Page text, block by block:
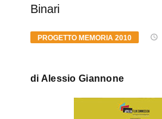
Binari
PROGETTO MEMORIA 2010
di Alessio Giannone